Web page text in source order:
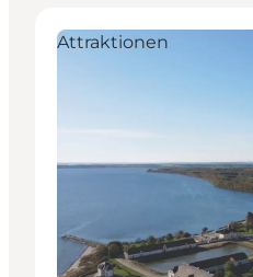
Attraktionen